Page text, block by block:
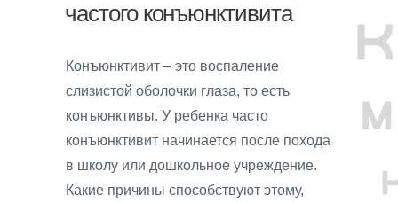
частого конъюнктивита
Конъюнктивит – это воспаление
слизистой оболочки глаза, то есть
конъюнктивы. У ребенка часто
конъюнктивит начинается после похода
в школу или дошкольное учреждение.
Какие причины способствуют этому,